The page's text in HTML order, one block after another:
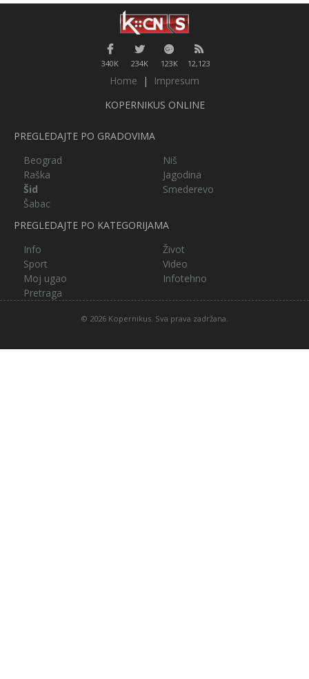
340K 234K 123K 12,123
Home |
Impresum
KOPERNIKUS ONLINE
PREGLEDAJTE PO GRADOVIMA
Beograd
Niš
Raška
Jagodina
Šid
Smederevo
Šabac
PREGLEDAJTE PO KATEGORIJAMA
Info
Život
Sport
Video
Moj ugao
Infotehno
Pretraga
© 2026 Kopernikus. Sva prava zadržana.